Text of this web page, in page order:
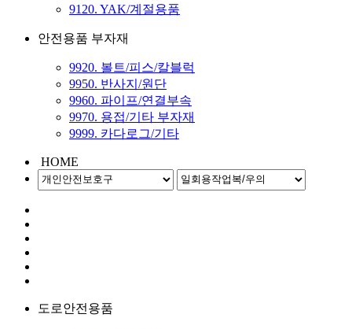
9120. YAK/계절용품
안전용품 부자재
9920. 볼트/피스/칼블럭
9950. 반사지/원단
9960. 파이프/연결부속
9970. 용접/기타 부자재
9999. 카다로그/기타
HOME
도로안전용품